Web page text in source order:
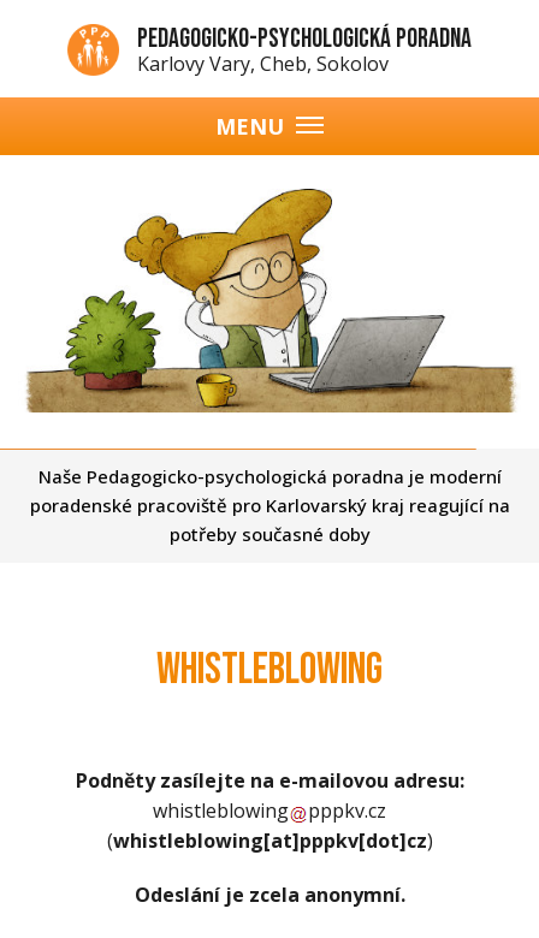
hlavnímu
obsahu
Pedagogicko-psychologická poradna
Karlovy Vary, Cheb, Sokolov
Naše Pedagogicko-psychologická poradna je moderní
poradenské pracoviště pro Karlovarský kraj reagující na
potřeby současné doby
MENU
Whistleblowing
Podněty zasílejte na e-mailovou adresu:
whistleblowing
pppkv.cz
(whistleblowing[at]pppkv[dot]cz)
Odeslání je zcela anonymní.